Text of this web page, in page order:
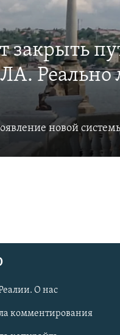
закрыть
Реально
новой
О нас
комментирования